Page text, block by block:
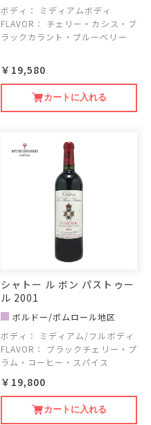
区
ボディ：
ミディアムボディ
FLAVOR：
チェリー・カシス・ブ
ラックカラント・ブルーベリー
￥19,580
カートに入れる
シャトー ル ボン パストゥー
ル 2001
ボルドー/ポムロール地区
ボディ：
ミディアム/フルボディ
FLAVOR：
ブラックチェリー・プ
ラム・コーヒー・スパイス
￥19,800
カートに入れる